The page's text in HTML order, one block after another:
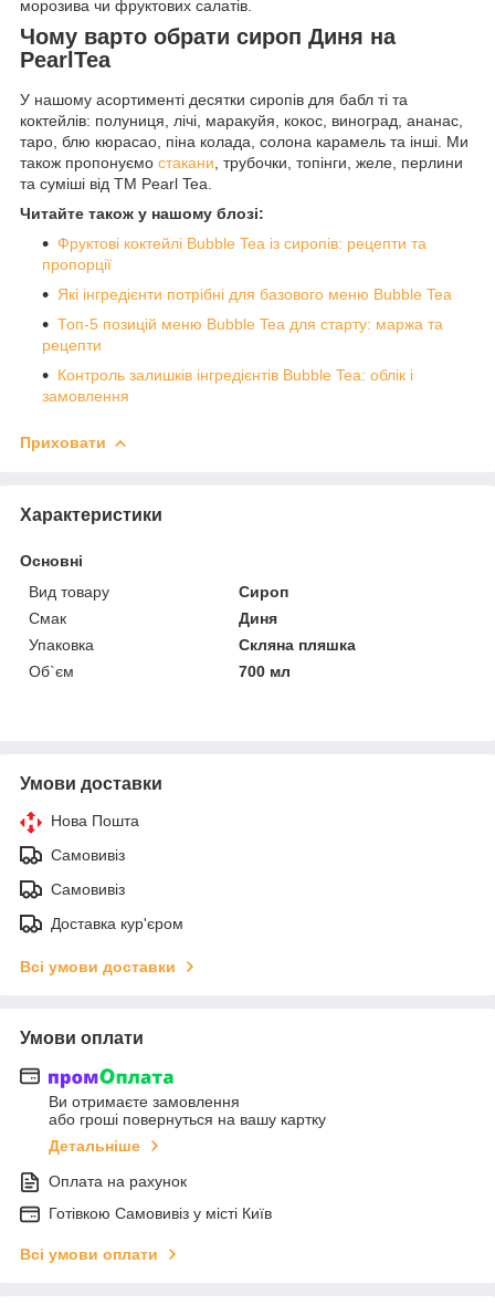
морозива чи фруктових салатів.
Чому варто обрати сироп Диня на
PearlTea
У нашому асортименті десятки сиропів для бабл ті та
коктейлів: полуниця, лічі, маракуйя, кокос, виноград, ананас,
таро, блю кюрасао, піна колада, солона карамель та інші. Ми
також пропонуємо стакани , трубочки, топінги, желе, перлини
та суміші від ТМ Pearl Tea.
Читайте також у нашому блозі:
Фруктові коктейлі Bubble Tea із сиропів: рецепти та
пропорції
Які інгредієнти потрібні для базового меню Bubble Tea
Топ-5 позицій меню Bubble Tea для старту: маржа та
рецепти
Контроль залишків інгредієнтів Bubble Tea: облік і
замовлення
Приховати
Характеристики
Основні
Вид товару
Сироп
Смак
Диня
Упаковка
Скляна пляшка
Об`єм
700 мл
Умови доставки
Нова Пошта
Самовивіз
Самовивіз
Доставка кур'єром
Всі умови доставки
Умови оплати
Ви отримаєте замовлення
або гроші повернуться на вашу картку
Детальніше
Оплата на рахунок
Готiвкою Самовивiз у місті Київ
Всі умови оплати